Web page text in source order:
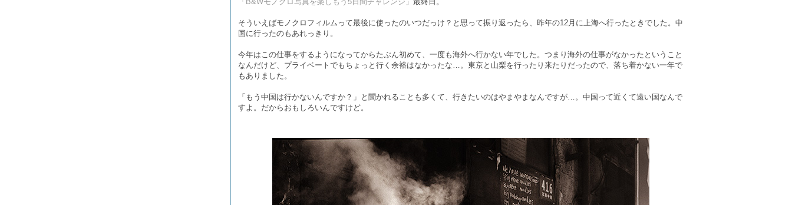
そういえばモノクロフィルムって最後に使ったのいつだっけ？と思って振り返ったら、昨年の12月に上海へ行ったときでした。中
国に行ったのもあれっきり。
今年はこの仕事をするようになってからたぶん初めて、一度も海外へ行かない年でした。つまり海外の仕事がなかったということ
なんだけど、プライベートでもちょっと行く余裕はなかったな…。東京と山梨を行ったり来たりだったので、落ち着かない一年で
もありました。
「もう中国は行かないんですか？」と聞かれることも多くて、行きたいのはやまやまなんですが…。中国って近くて遠い国なんで
すよ。だからおもしろいんですけど。